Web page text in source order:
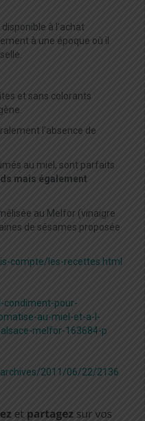
à l’achat
à une époque où il
et sans colorants
l’absence de
au miel, sont parfaits
mais également
au Melfor (vinaigre
de sésames proposée
compte/les-recettes.html
condiment-pour-
au-miel-et-a-l-
melfor-163684-p
2011/06/22/2136